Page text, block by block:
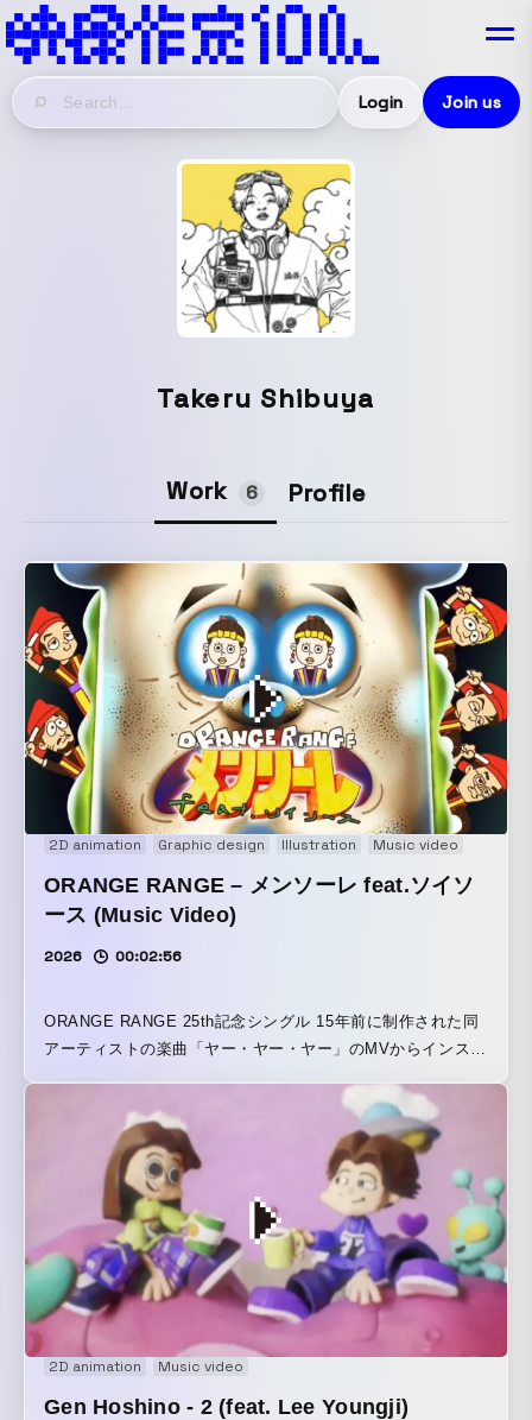
Login Join us
Takeru Shibuya
Work 6 Profile
2D animation Graphic design Illustration Music video
ORANGE RANGE – メンソーレ feat.ソイソ
ース (Music Video)
2026 00:02:56
ORANGE RANGE 25th記念シングル 15年前に制作された同
アーティストの楽曲「ヤー・ヤー・ヤー」のMVからインスパ
であったTakeru Shibuyaが監督・アニメーションを務めた。
キャラクターをパワーアップして再登場。往年のファンには
たまらない仕上がりになっている。 Takeru Shibuyaならでは
のポップでありながら毒のあるロウブロウなテイストが
ORANGE RANGEの楽曲とぴったりとマッチし独特の世界観
を作り上げる。 キャラクターデザインにシャシャミン、コラ
ージュアニメーションにonnnacodomo、3Dアニメーション
にRyu Nishiyama、背景デザインにHanae Sugiを迎えた。
2D animation Music video
Gen Hoshino - 2 (feat. Lee Youngji)